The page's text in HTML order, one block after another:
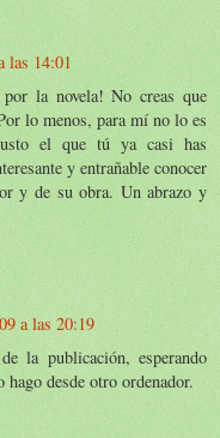
las 14:01
la novela! No creas que
lo menos, para mí no lo es
el que tú ya casi has
y entrañable conocer
y de su obra. Un abrazo y
a las 20:19
la publicación, esperando
hago desde otro ordenador.